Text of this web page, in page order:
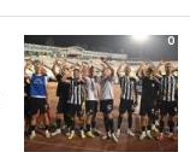
0